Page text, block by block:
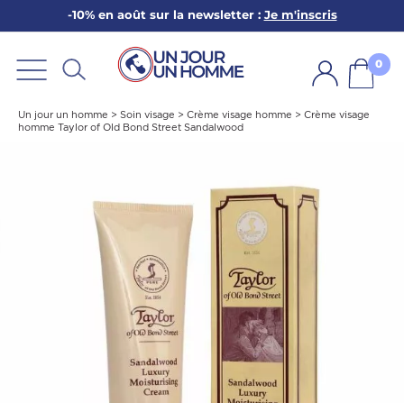
-10% en août sur la newsletter : Je m'inscris
0
Un jour un homme > Soin visage > Crème visage homme > Crème visage
homme Taylor of Old Bond Street Sandalwood